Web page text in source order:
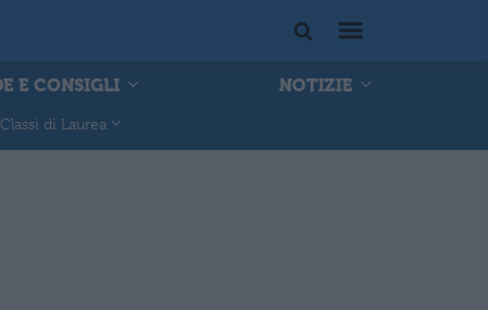
E CONSIGLI
NOTIZIE
Classi di Laurea